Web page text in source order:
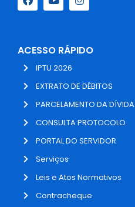
ACESSO RÁPIDO
IPTU 2026
EXTRATO DE DÉBITOS
PARCELAMENTO DA DÍVIDA
CONSULTA PROTOCOLO
PORTAL DO SERVIDOR
Serviços
Leis e Atos Normativos
Contracheque